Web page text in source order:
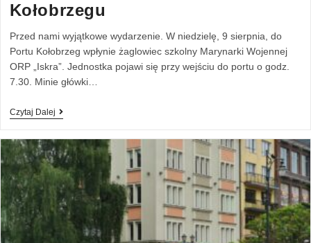
Kołobrzegu
Przed nami wyjątkowe wydarzenie. W niedzielę, 9 sierpnia, do
Portu Kołobrzeg wpłynie żaglowiec szkolny Marynarki Wojennej
ORP „Iskra”. Jednostka pojawi się przy wejściu do portu o godz.
7.30. Minie główki…
Czytaj Dalej